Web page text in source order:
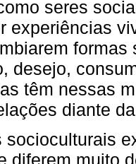
seres
experiências
desejo,
têm nessas
diante
socioculturais
diferem muito